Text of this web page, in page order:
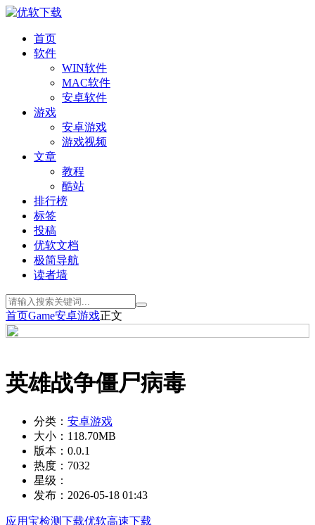
首页
软件
WIN软件
MAC软件
安卓软件
游戏
安卓游戏
游戏视频
文章
教程
酷站
排行榜
标签
投稿
优软文档
极简导航
读者墙
首页Game安卓游戏正文
英雄战争僵尸病毒
分类： 安卓游戏
大小： 118.70MB
版本： 0.0.1
热度： 7032
星级：
发布： 2026-05-18 01:43
应用宝检测下载优软高速下载